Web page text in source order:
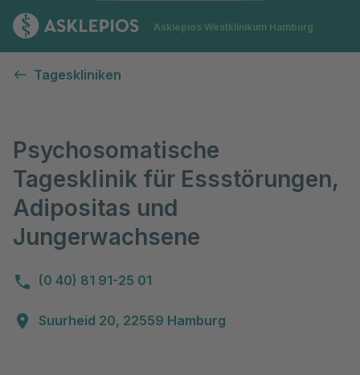
Zur Startseite
Asklepios Westklinikum Hamburg
Tageskliniken
Psychosomatische
Tagesklinik für Essstörungen,
Adipositas und
Jungerwachsene
(0 40) 81 91-25 01
Suurheid 20, 22559 Hamburg